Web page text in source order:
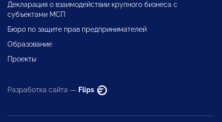
Декларация о взаимодействии крупного бизнеса с
субъектами МСП
Бюро по защите прав предпринимателей
Образование
Проекты
Разработка сайта — Flips